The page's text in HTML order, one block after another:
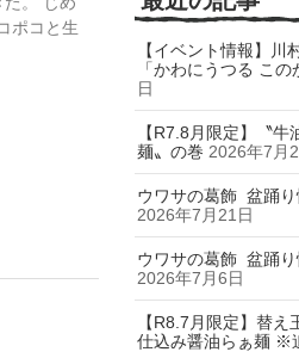
ポコと生
【イベント情報】
「かわにうつる この
日
【R7.8月限定】〝
麺〟の巻 2026年7月
ウワサの葛飾 盆踊
2026年7月21日
ウワサの葛飾 盆踊
2026年7月6日
【R8.7月限定】替
仕込み醤油らぁ麺 ※